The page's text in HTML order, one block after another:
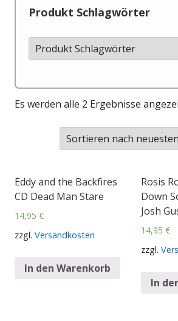
Produkt Schlagwörter
Es werden alle 2 Ergebnisse
Eddy and the Backfires
CD Dead Man Stare
14,95 €
zzgl. Versandkosten
In den Warenkorb
Rosis
Down
Josh
14,95 €
zzgl.
In